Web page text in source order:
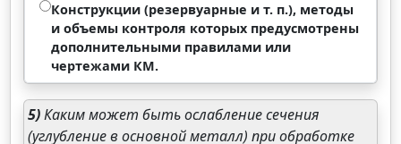
Конструкции (резервуарные и т. п.), методы
и объемы контроля которых предусмотрены
дополнительными правилами или
чертежами КМ.
5)Каким может быть ослабление сечения
(углубление в основной металл) при обработке